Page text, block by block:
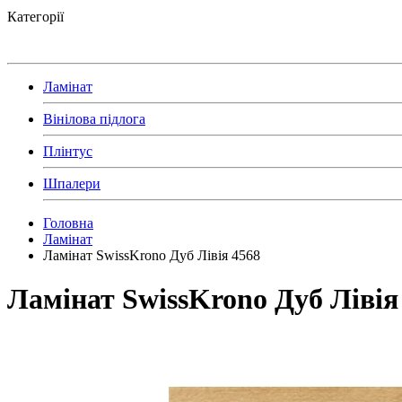
Категорії
Ламінат
Вінілова підлога
Плінтус
Шпалери
Головна
Ламінат
Ламінат SwissKrono Дуб Лівія 4568
Ламінат SwissKrono Дуб